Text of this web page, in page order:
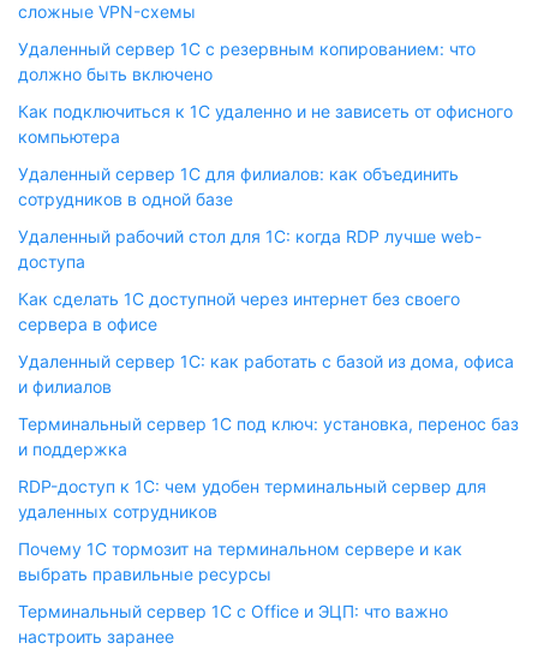
сложные VPN-схемы
Удаленный сервер 1С с резервным копированием: что
должно быть включено
Как подключиться к 1С удаленно и не зависеть от офисного
компьютера
Удаленный сервер 1С для филиалов: как объединить
сотрудников в одной базе
Удаленный рабочий стол для 1С: когда RDP лучше web-
доступа
Как сделать 1С доступной через интернет без своего
сервера в офисе
Удаленный сервер 1С: как работать с базой из дома, офиса
и филиалов
Терминальный сервер 1С под ключ: установка, перенос баз
и поддержка
RDP-доступ к 1С: чем удобен терминальный сервер для
удаленных сотрудников
Почему 1С тормозит на терминальном сервере и как
выбрать правильные ресурсы
Терминальный сервер 1С с Office и ЭЦП: что важно
настроить заранее